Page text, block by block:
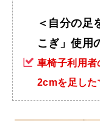
＜自分の足
こぎ」使用
車椅子利用者
2cmを足した